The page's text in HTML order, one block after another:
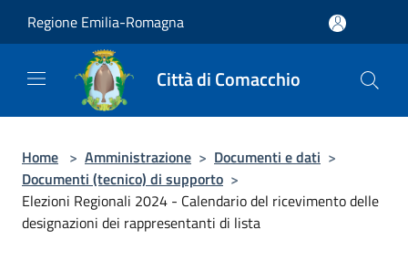
Regione Emilia-Romagna
Città di Comacchio
Home > Amministrazione > Documenti e dati >
Documenti (tecnico) di supporto >
Elezioni Regionali 2024 - Calendario del ricevimento delle
designazioni dei rappresentanti di lista